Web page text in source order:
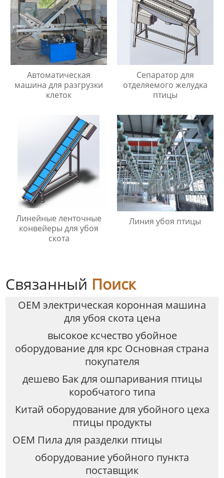
Автоматическая
машина для разгрузки
клеток
Сепаратор для
отделяемого желудка
птицы
Линейные ленточные
конвейеры для убоя
скота
Линия убоя птицы
Связанный Поиск
OEM электрическая коронная машина
для убоя скота цена
высокое ксчество убойное
оборудование для крс Основная страна
покупателя
дешево Бак для ошпаривания птицы
коробчатого типа
Китай оборудование для убойного цеха
птицы продукты
OEM Пила для разделки птицы
оборудование убойного пункта
поставщик